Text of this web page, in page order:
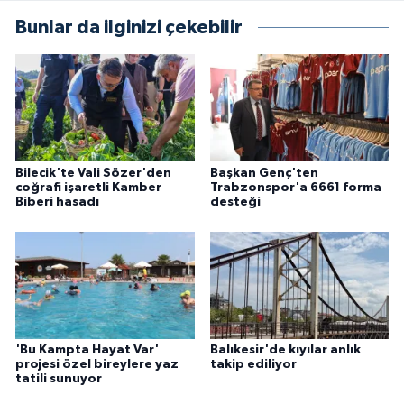
Bunlar da ilginizi çekebilir
Bilecik'te Vali Sözer'den
coğrafi işaretli Kamber
Biberi hasadı
Başkan Genç'ten
Trabzonspor'a 6661 forma
desteği
'Bu Kampta Hayat Var'
projesi özel bireylere yaz
tatili sunuyor
Balıkesir'de kıyılar anlık
takip ediliyor